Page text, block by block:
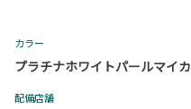
カラー
プラチナホワイトパールマイカ
配備店舗